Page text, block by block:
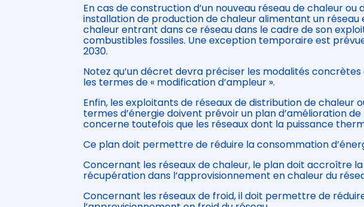
En cas de construction d’un nouveau réseau de chaleur ou
installation de production de chaleur alimentant un réseau
chaleur entrant dans ce réseau dans le cadre de son
combustibles fossiles. Une exception temporaire est
2030.
Notez qu’un décret devra préciser les modalités
les termes de « modification d’ampleur ».
Enfin, les exploitants de réseaux de distribution de chaleur
termes d’énergie doivent prévoir un plan d’amélioration
concerne toutefois que les réseaux dont la puissance
Ce plan doit permettre de réduire la consommation
Concernant les réseaux de chaleur, le plan doit accroître
récupération dans l’approvisionnement en chaleur du
Concernant les réseaux de froid, il doit permettre de